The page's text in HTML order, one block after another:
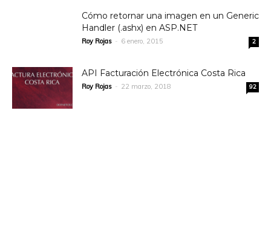
Cómo retornar una imagen en un Generic
Handler (.ashx) en ASP.NET
Roy Rojas - 6 enero, 2015 2
API Facturación Electrónica Costa Rica
Roy Rojas - 22 marzo, 2018 92